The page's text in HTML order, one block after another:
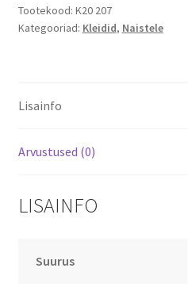
Tootekood: K20 207
Kategooriad: Kleidid, Naistele
Lisainfo
Arvustused (0)
LISAINFO
Suurus